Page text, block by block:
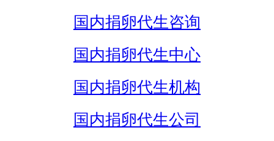
国内捐卵代生咨询
国内捐卵代生中心
国内捐卵代生机构
国内捐卵代生公司